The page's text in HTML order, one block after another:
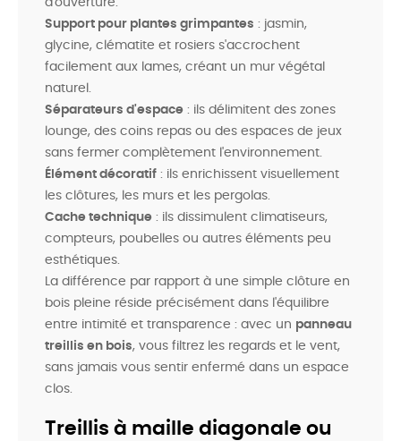
Support pour plantes grimpantes : jasmin,
glycine, clématite et rosiers s'accrochent
facilement aux lames, créant un mur végétal
naturel.
Séparateurs d'espace : ils délimitent des zones
lounge, des coins repas ou des espaces de jeux
sans fermer complètement l'environnement.
Élément décoratif : ils enrichissent visuellement
les clôtures, les murs et les pergolas.
Cache technique : ils dissimulent climatiseurs,
compteurs, poubelles ou autres éléments peu
esthétiques.
La différence par rapport à une simple clôture en
bois pleine réside précisément dans l'équilibre
entre intimité et transparence : avec un panneau
treillis en bois, vous filtrez les regards et le vent,
sans jamais vous sentir enfermé dans un espace
clos.
Treillis à maille diagonale ou